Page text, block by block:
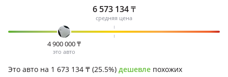
6 573 134₸
средняя цена
4 900 000₸
это авто
Это авто на 1 673 134 ₸ (25.5%) дешевле похожих